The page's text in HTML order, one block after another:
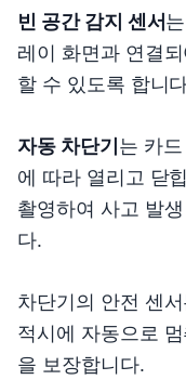
빈 공간 감지 센서
레이 화면과 연결
할 수 있도록 합니
자동 차단기 는 카
에 따라 열리고 닫
촬영하여 사고 발
다.
차단기의 안전 센
적시에 자동으로
을 보장합니다.